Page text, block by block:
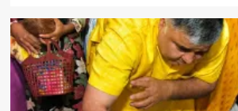
पर्यटन
एवं
संस्कृति
मंत्री
श्री
राजेश